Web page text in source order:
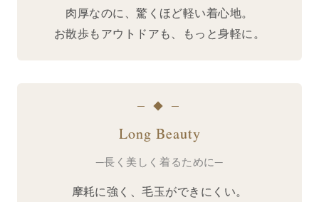
肉厚なのに、驚くほど軽い着心地。
お散歩もアウトドアも、もっと身軽に。
─ ◆ ─
Long Beauty
─長く美しく着るために─
摩耗に強く、毛玉ができにくい。